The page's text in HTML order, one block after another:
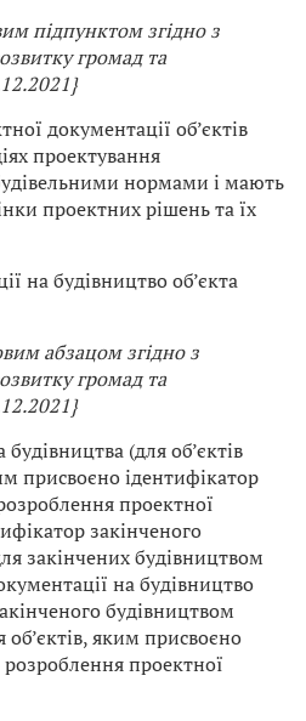
підпунктом згідно з
громад та
документації об’єктів
проектування
нормами і мають
проектних рішень та їх
на будівництво об’єкта
абзацом згідно з
громад та
будівництва (для об’єктів
присвоєно ідентифікатор
проектної
закінченого
закінчених будівництвом
на будівництво
будівництвом
об’єктів, яким присвоєно
проектної